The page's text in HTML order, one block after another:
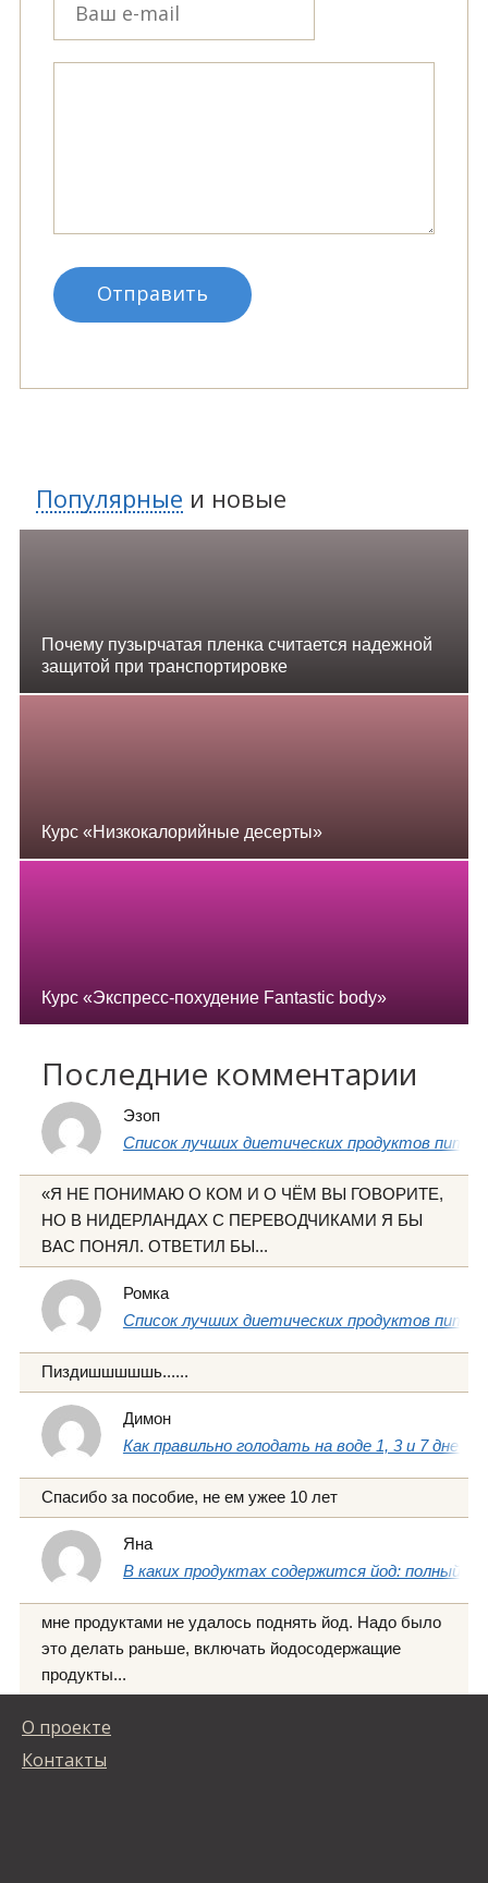
Популярные и новые
Почему пузырчатая пленка считается надежной
защитой при транспортировке
Курс «Низкокалорийные десерты»
Курс «Экспресс-похудение Fantastic body»
Последние комментарии
Эзоп
Список лучших диетических продуктов
«Я НЕ ПОНИМАЮ О КОМ И О ЧЁМ ВЫ ГОВОРИТЕ,
НО В НИДЕРЛАНДАХ С ПЕРЕВОДЧИКАМИ Я БЫ
ВАС ПОНЯЛ. ОТВЕТИЛ БЫ...
Ромка
Список лучших диетических продуктов
Пиздишшшшшь......
Димон
Как правильно голодать на воде 1, 3 и 7 дней
Спасибо за пособие, не ем ужее 10 лет
Яна
В каких продуктах содержится йод: полный
мне продуктами не удалось поднять йод. Надо было
это делать раньше, включать йодосодержащие
продукты...
О проекте
Контакты